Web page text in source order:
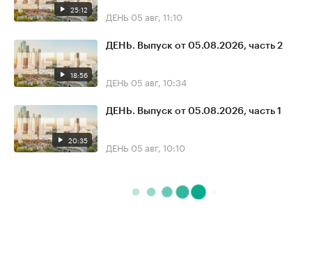
25:12 ДЕНЬ 05 авг, 11:10
18:56
ДЕНЬ. Выпуск от 05.08.2026, часть 2
ДЕНЬ 05 авг, 10:34
20:35
ДЕНЬ. Выпуск от 05.08.2026, часть 1
ДЕНЬ 05 авг, 10:10